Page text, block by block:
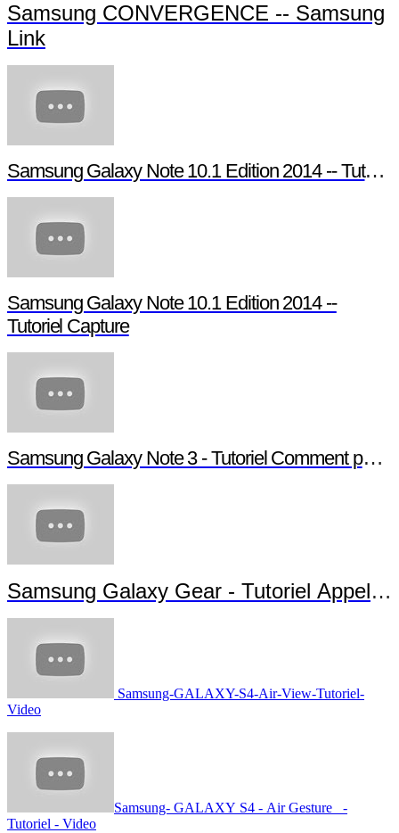
Samsung CONVERGENCE -- Samsung
Link
Samsung Galaxy Note 10.1 Edition 2014 --
Samsung Galaxy Note 10.1 Edition 2014 --
Tutoriel Capture
Samsung Galaxy Note 3 - Tutoriel Comment
Samsung Galaxy Gear - Tutoriel Appels
Samsung-GALAXY-S4-Air-View-Tutoriel-
Video
Samsung- GALAXY S4 - Air Gesture -
Tutoriel - Video